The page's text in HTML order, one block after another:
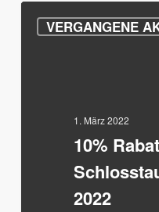
VERGANGENE
10%
Rabatt
1. März 2022
10%
2022